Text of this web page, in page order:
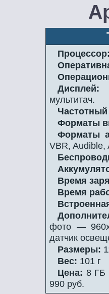
Дисплей:
мультитач.
Форматы
Форматы
VBR, Audible,
Время
Время
фото —
датчик
Размеры:
Вес: 101 г
Цена: 8 ГБ
990 руб.